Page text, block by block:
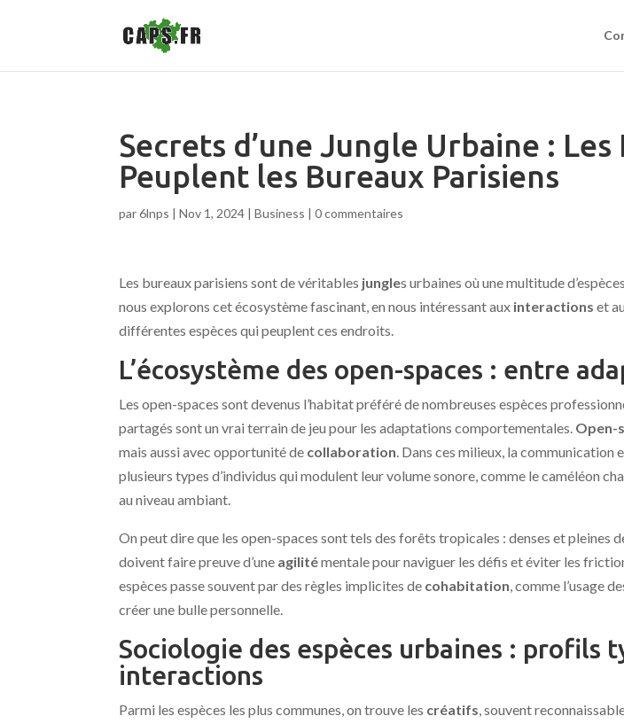
Secrets d’une Jungle Urbaine : Les
Peuplent les Bureaux Parisiens
par6lnps |Nov 1, 2024 |Business |0 commentaires
Les bureaux parisiens sont de véritables jungles urbaines où une multitude
nous explorons cet écosystème fascinant, en nous intéressant aux interactions et
différentes espèces qui peuplent ces endroits.
L’écosystème des open-spaces : entre
Les open-spaces sont devenus l’habitat préféré de nombreuses espèces
partagés sont un vrai terrain de jeu pour les adaptations comportementales. Open-
mais aussi avec opportunité de collaboration. Dans ces milieux, la communication
plusieurs types d’individus qui modulent leur volume sonore, comme le caméléon
au niveau ambiant.
On peut dire que les open-spaces sont tels des forêts tropicales : denses et pleines
doivent faire preuve d’une agilitémentale pour naviguer les défis et éviter les
espèces passe souvent par des règles implicites de cohabitation, comme l’usage
créer une bulle personnelle.
Sociologie des espèces urbaines : profils
interactions
Parmi les espèces les plus communes, on trouve les créatifs, souvent